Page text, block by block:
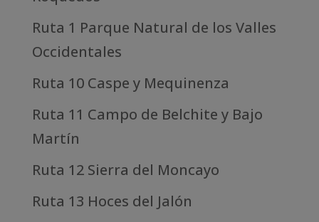
Ruta 1 Parque Natural de los Valles
Occidentales
Ruta 10 Caspe y Mequinenza
Ruta 11 Campo de Belchite y Bajo
Martín
Ruta 12 Sierra del Moncayo
Ruta 13 Hoces del Jalón